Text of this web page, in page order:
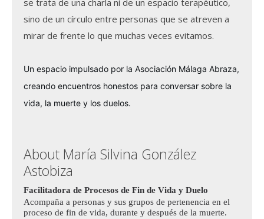
se trata de una charla ni de un espacio terapéutico,
sino de un círculo entre personas que se atreven a
mirar de frente lo que muchas veces evitamos.
Un espacio impulsado por la Asociación Málaga Abraza,
creando encuentros honestos para conversar sobre la
vida, la muerte y los duelos.
About María Silvina González
Astobiza
Facilitadora de Procesos de Fin de Vida y Duelo
Acompaña a personas y sus grupos de pertenencia en el
proceso de fin de vida, durante y después de la muerte.